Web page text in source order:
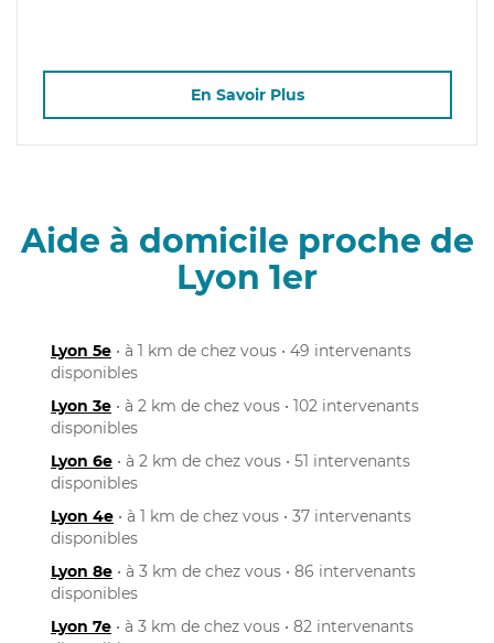
En Savoir Plus
Aide à domicile proche de
Lyon 1er
Lyon 5e • à 1 km de chez vous • 49 intervenants
disponibles
Lyon 3e • à 2 km de chez vous • 102 intervenants
disponibles
Lyon 6e • à 2 km de chez vous • 51 intervenants
disponibles
Lyon 4e • à 1 km de chez vous • 37 intervenants
disponibles
Lyon 8e • à 3 km de chez vous • 86 intervenants
disponibles
Lyon 7e • à 3 km de chez vous • 82 intervenants